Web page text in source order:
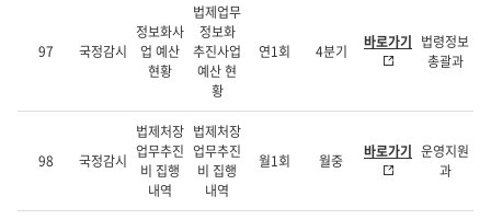
97 국정감시
정보화사
업 예산
현황
법제업무
정보화
추진사업
예산 현
황
연1회 4분기 바로가기 법령정보
총괄과
98 국정감시
법제처장
업무추진
비 집행
내역
법제처장
업무추진
비 집행
내역
월1회 월중 바로가기 운영지원
과